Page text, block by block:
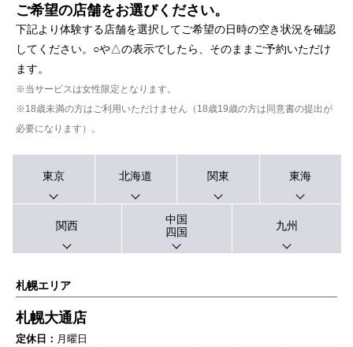
ご希望の店舗をお選びください。
下記より体験する店舗を選択してご希望の日時の空き状況を確認
してください。○や△の表示でしたら、そのままご予約いただけ
ます。
※当サービスは女性限定となります。
※18歳未満の方はご利用いただけません（18歳19歳の方は同意書の提出が
必要になります）。
東京 北海道 関東 東海
関西
中国
四国
九州
札幌エリア
札幌大通店
定休日： 月曜日